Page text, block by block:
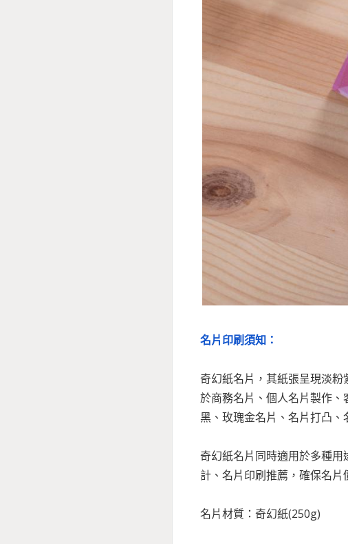
名片印刷須知：
奇幻紙名片，其紙張呈現淡
於商務名片、個人名片製作
黑、玫瑰金名片、名片打凸
奇幻紙名片同時適用於多種
計、名片印刷推薦，確保名
名片材質：奇幻紙(250g)